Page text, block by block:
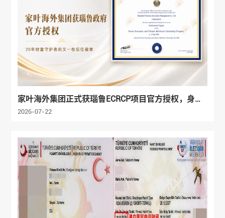
家叶海外集团正式获瑙鲁ECRCP项目官方授权，身份
规划服务再添权威认证
2026-07-22